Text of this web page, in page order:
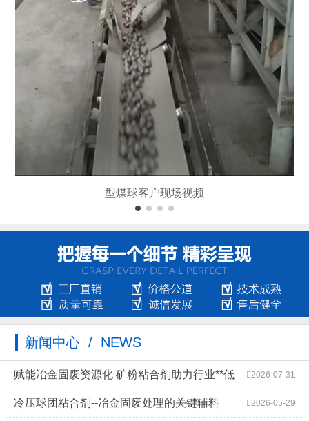
型煤球客户现场视频
新闻中心 / NEWS
2026-07-31
赋能冶金固废资源化 矿粉粘合剂助力行业**低碳高质量发展
2026-05-29
冷压球团粘合剂--冶金固废处理的关键辅料